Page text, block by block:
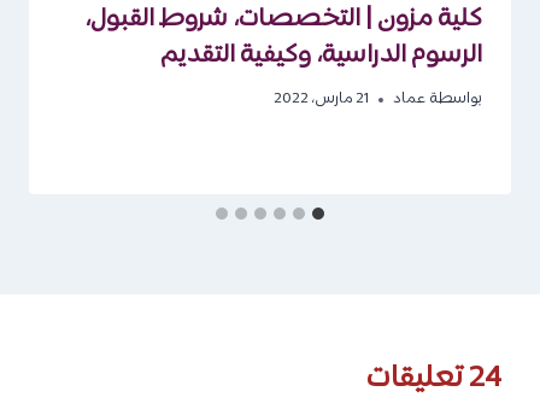
كلية مزون | التخصصات، شروط القبول،
الرسوم الدراسية، وكيفية التقديم
بواسطة عماد 21 مارس، 2022
24 تعليقات